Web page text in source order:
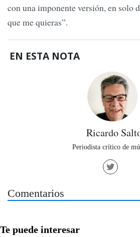
con una imponente versión, en solo
que me quieras”.
EN ESTA NOTA
Ricardo
Periodista crítico de
Comentarios